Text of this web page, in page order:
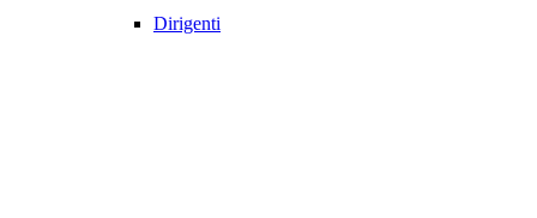
Dirigenti